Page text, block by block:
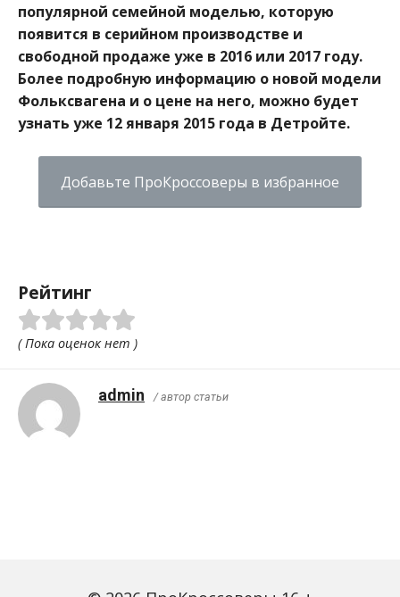
популярной семейной моделью, которую
появится в серийном производстве и
свободной продаже уже в 2016 или 2017 году.
Более подробную информацию о новой модели
Фольксвагена и о цене на него, можно будет
узнать уже 12 января 2015 года в Детройте.
Добавьте ПроКроссоверы в избранное
Рейтинг
( Пока оценок нет )
admin / автор статьи